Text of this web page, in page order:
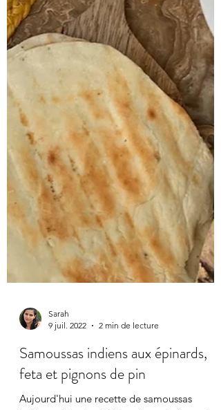
9 juil. 2022
2 min de lecture
Samoussas indiens aux épinards,
feta et pignons de pin